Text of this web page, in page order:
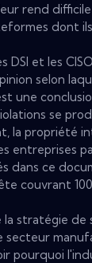
rend
dont
DSI et les
selon
une
se
la propriété
entreprises
dans ce
couvrant
la stratégie de
secteur
pourquoi